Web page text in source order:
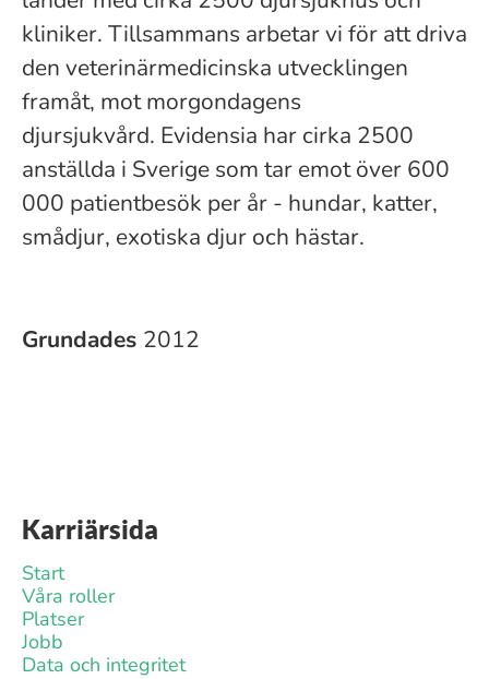
kliniker. Tillsammans arbetar vi för att driva
den veterinärmedicinska utvecklingen
framåt, mot morgondagens
djursjukvård. Evidensia har cirka 2500
anställda i Sverige som tar emot över 600
000 patientbesök per år - hundar, katter,
smådjur, exotiska djur och hästar.
Grundades 2012
Karriärsida
Start
Våra roller
Platser
Jobb
Data och integritet